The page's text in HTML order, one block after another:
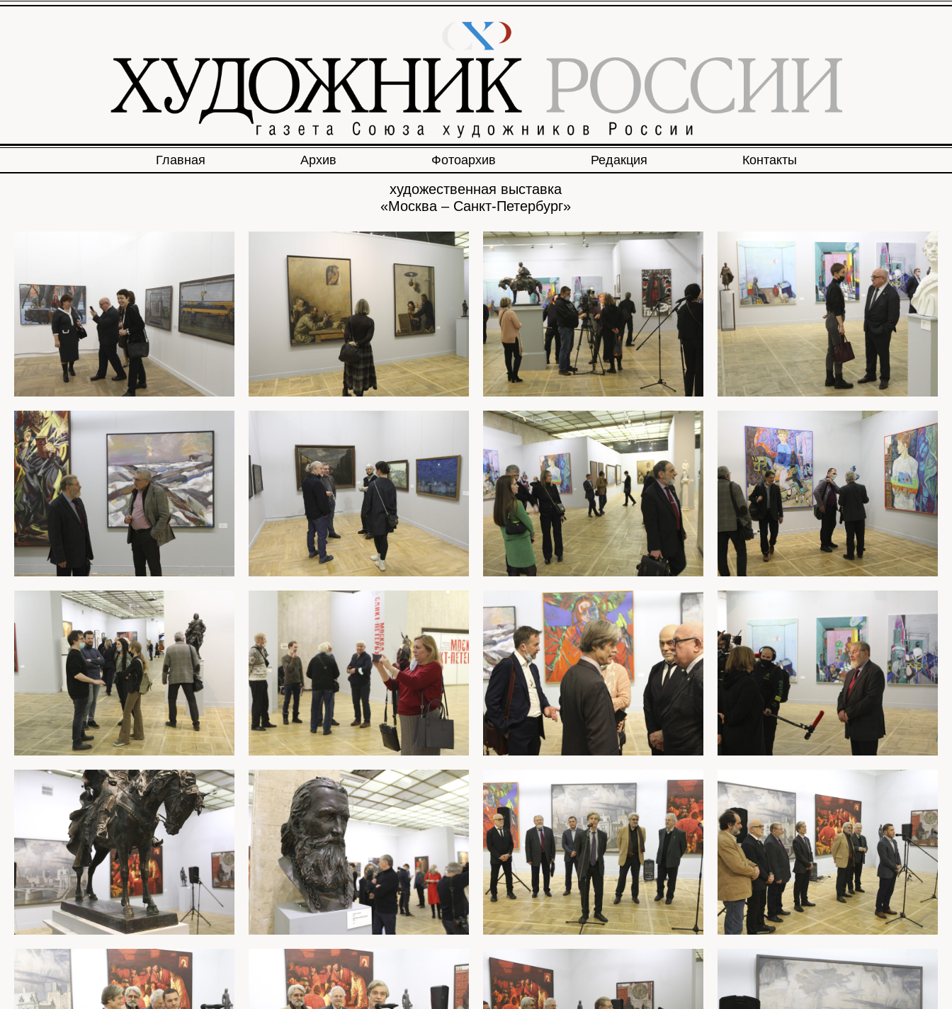
Главная Архив Фотоархив Редакция Контакты
художественная выставка
«Москва – Санкт-Петербург»